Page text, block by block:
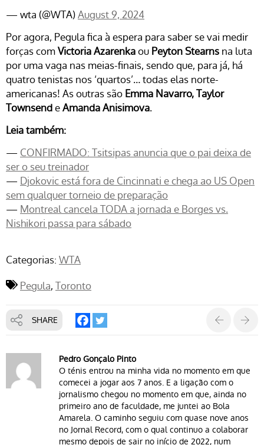
— wta (@WTA)August 9, 2024
Por agora, Pegula fica à espera para saber se vai medir
forças comVictoria Azarenkaou Peyton Stearns na luta
por uma vaga nas meias-finais, sendo que, para já, há
quatro tenistas nos ‘quartos’… todas elas norte-
americanas! As outras são Emma Navarro, Taylor
TownsendeAmanda Anisimova.
Leia também:
— CONFIRMADO: Tsitsipas anuncia que o pai deixa de
ser o seu treinador
— Djokovic está fora de Cincinnati e chega ao US Open
sem qualquer torneio de preparação
— Montreal cancela TODA a jornada e Borges vs.
Nishikori passa para sábado
Categorias: WTA
Pegula Toronto
SHARE
Pedro Gonçalo Pinto
O ténis entrou na minha vida no momento em que
comecei a jogar aos 7 anos. E a ligação com o
jornalismo chegou no momento em que, ainda no
primeiro ano de faculdade, me juntei ao Bola
Amarela. O caminho seguiu com quase nove anos
no Jornal Record, com o qual continuo a colaborar
mesmo depois de sair no início de 2022, num